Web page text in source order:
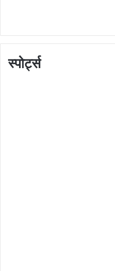
स्पोर्ट्स